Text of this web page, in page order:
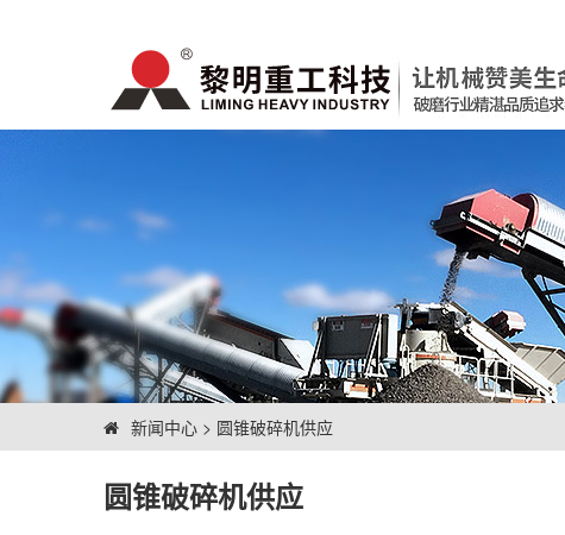
新闻中心 > 圆锥破碎机供应
圆锥破碎机供应